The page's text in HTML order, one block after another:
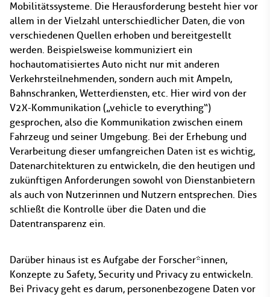
Mobilitätssysteme. Die Herausforderung besteht hier vor
allem in der Vielzahl unterschiedlicher Daten, die von
verschiedenen Quellen erhoben und bereitgestellt
werden. Beispielsweise kommuniziert ein
hochautomatisiertes Auto nicht nur mit anderen
Verkehrsteilnehmenden, sondern auch mit Ampeln,
Bahnschranken, Wetterdiensten, etc. Hier wird von der
V2X-Kommunikation („vehicle to everything“)
gesprochen, also die Kommunikation zwischen einem
Fahrzeug und seiner Umgebung. Bei der Erhebung und
Verarbeitung dieser umfangreichen Daten ist es wichtig,
Datenarchitekturen zu entwickeln, die den heutigen und
zukünftigen Anforderungen sowohl von Dienstanbietern
als auch von Nutzerinnen und Nutzern entsprechen. Dies
schließt die Kontrolle über die Daten und die
Datentransparenz ein.
Darüber hinaus ist es Aufgabe der Forscher*innen,
Konzepte zu Safety, Security und Privacy zu entwickeln.
Bei Privacy geht es darum, personenbezogene Daten vor